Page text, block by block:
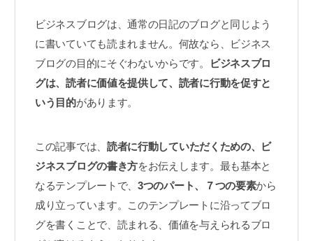
ビジネスブログは、通常の日記のブログと同じよう
に書いていても読まれません。何故なら、ビジネス
ブログの目的にそぐわないからです。
ビジネスブロ
グは、読者に価値を提供して、読者に行動を促すと
いう目的があります。
この記事では、 読者に行動していただくための、ビ
ジネスブログの書き方をお伝えします。最も基本と
なるテンプレートで、 3つのパート、７つの要素から
成り立っています。このテンプレートに沿ってブロ
グを書くことで、読まれる、価値を与えられるブロ